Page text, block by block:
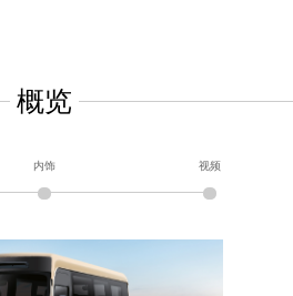
概览
内饰 视频